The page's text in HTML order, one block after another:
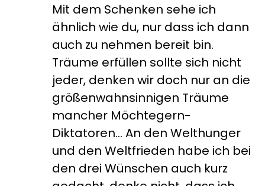
Mit dem Schenken sehe ich
ähnlich wie du, nur dass ich dann
auch zu nehmen bereit bin.
Träume erfüllen sollte sich nicht
jeder, denken wir doch nur an die
größenwahnsinnigen Träume
mancher Möchtegern-
Diktatoren… An den Welthunger
und den Weltfrieden habe ich bei
den drei Wünschen auch kurz